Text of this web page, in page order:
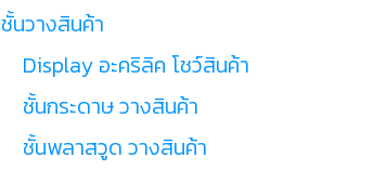
ชั้นวางสินค้า
Display อะคริลิค โชว์สินค้า
ชั้นกระดาษ วางสินค้า
ชั้นพลาสวูด วางสินค้า